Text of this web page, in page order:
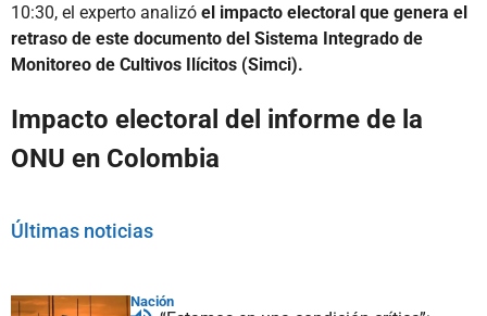
10:30, el experto analizó el impacto electoral que genera el
retraso de este documento del Sistema Integrado de
Monitoreo de Cultivos Ilícitos (Simci).
Impacto electoral del informe de la
ONU en Colombia
Últimas noticias
Nación